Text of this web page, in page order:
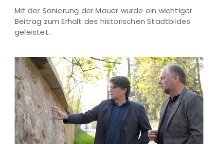
Mit der Sanierung der Mauer wurde ein wichtiger
Beitrag zum Erhalt des historischen Stadtbildes
geleistet.